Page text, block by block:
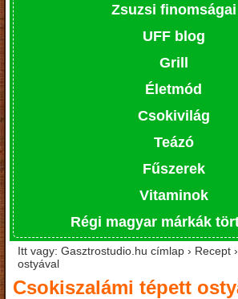
Zsuzsi finomságai
UFF blog
Grill
Életmód
Csokivilág
Teázó
Fűszerek
Vitaminok
Régi magyar márkák
Itt vagy: Gasztrostudio.hu címlap › Recept
ostyával
Csokiszalámi tépett